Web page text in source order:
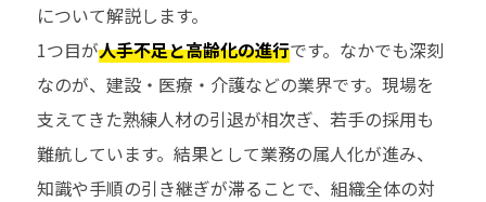
について解説します。
1つ目が人手不足と高齢化の進行です。なかでも深刻
なのが、建設・医療・介護などの業界です。現場を
支えてきた熟練人材の引退が相次ぎ、若手の採用も
難航しています。結果として業務の属人化が進み、
知識や手順の引き継ぎが滞ることで、組織全体の対